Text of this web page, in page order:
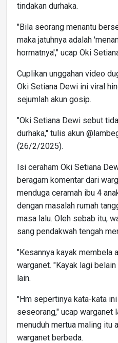
tindakan durhaka.
"Bila seorang menantu
maka jatuhnya adalah
hormatnya'," ucap Oki
Cuplikan unggahan video
Oki Setiana Dewi ini viral
sejumlah akun gosip.
"Oki Setiana Dewi sebut
durhaka," tulis akun
(26/2/2025).
Isi ceraham Oki Setiana
beragam komentar dari
menduga ceramah ibu 4
dengan masalah rumah
masa lalu. Oleh sebab itu,
sang pendakwah tengah
"Kesannya kayak membela
warganet. "Kayak lagi
lain.
"Hm sepertinya kata-kata
seseorang," ucap warganet
menuduh mertua maling itu
warganet berbeda.